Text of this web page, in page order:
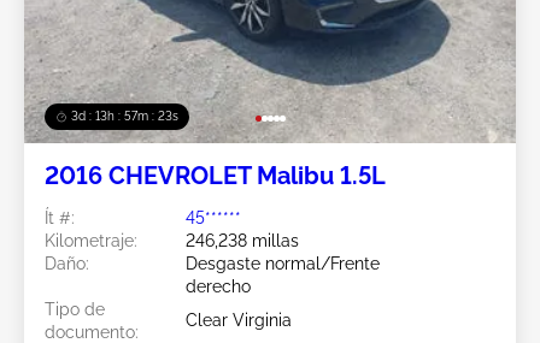
3d : 13h : 57m : 21s
2016 CHEVROLET Malibu 1.5L
Ít #:
45******
Kilometraje:
246,238 millas
Daño:
Desgaste normal/Frente
derecho
Tipo de
documento:
Clear Virginia